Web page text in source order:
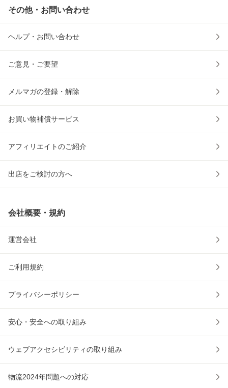
その他・お問い合わせ
ヘルプ・お問い合わせ
ご意見・ご要望
メルマガの登録・解除
お買い物補償サービス
アフィリエイトのご紹介
出店をご検討の方へ
会社概要・規約
運営会社
ご利用規約
プライバシーポリシー
安心・安全への取り組み
ウェブアクセシビリティの取り組み
物流2024年問題への対応